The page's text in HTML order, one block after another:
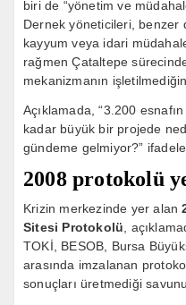
biri de “yönetim ve
Dernek yöneticileri, benzer
kayyum veya idari
rağmen Çataltepe
mekanizmanın
Açıklamada, “3.200
kadar büyük bir projede
gündeme gelmiyor?”
2008 protokolü
Krizin merkezinde yer alan
Sitesi Protokolü ,
TOKİ, BESOB, Bursa
arasında imzalanan
sonuçları üretmediği